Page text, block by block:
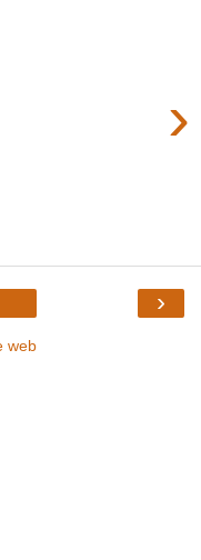
›
›
web